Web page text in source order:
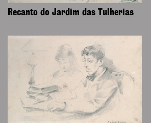
Recanto do Jardim das Tulherias